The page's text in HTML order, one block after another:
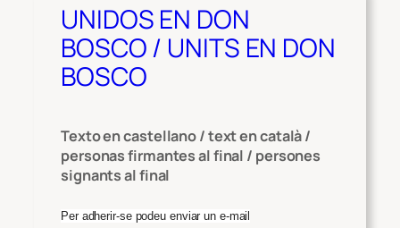
UNIDOS EN DON
BOSCO / UNITS EN DON
BOSCO
Texto en castellano / text en català /
personas firmantes al final / persones
signants al final
Per adherir-se podeu enviar un e-mail